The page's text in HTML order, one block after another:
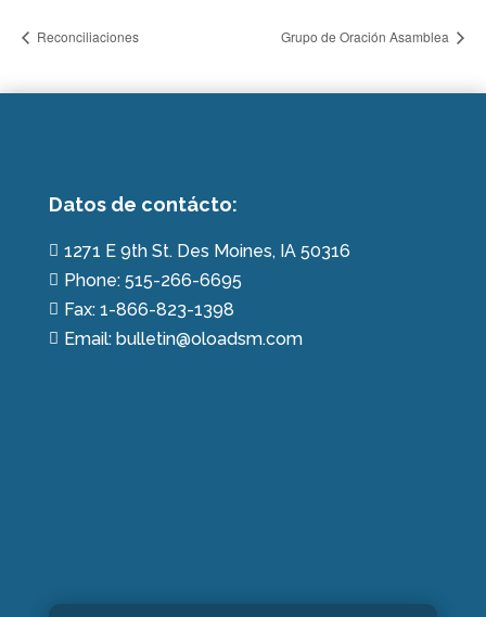
Reconciliaciones Grupo de Oración Asamblea
Datos de contácto:
 1271 E 9th St. Des Moines, IA 50316
 Phone: 515-266-6695
 Fax: 1-866-823-1398
 Email: bulletin@oloadsm.com